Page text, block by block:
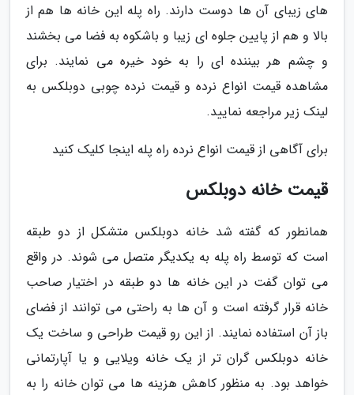
های زیبای آن ها دوست دارند. راه پله این خانه ها هم از
بالا و هم از پایین جلوه ای زیبا و باشکوه به فضا می بخشند
و چشم هر بیننده ای را به خود خیره می نمایند. برای
مشاهده قیمت انواع نرده و قیمت نرده چوبی دوبلکس به
لینک زیر مراجعه نمایید.
برای آگاهی از قیمت انواع نرده راه پله اینجا کلیک کنید
قیمت خانه دوبلکس
همانطور که گفته شد خانه دوبلکس متشکل از دو طبقه
است که توسط راه پله به یکدیگر متصل می شوند. در واقع
می توان گفت در این خانه ها دو طبقه در اختیار صاحب
خانه قرار گرفته است و آن ها به راحتی می توانند از فضای
باز آن استفاده نمایند. از این رو قیمت طراحی و ساخت یک
خانه دوبلکس گران تر از یک خانه ویلایی و یا آپارتمانی
خواهد بود. به منظور کاهش هزینه ها می توان خانه را به